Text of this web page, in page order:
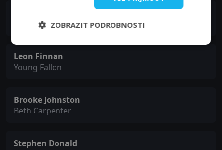
Triad Biker
Leon Finnan
Young Fallon
Brooke Johnston
Beth Carpenter
Stephen Donald
ZOBRAZIT PODROBNOSTI